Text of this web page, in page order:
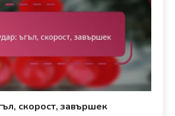
скорост, завършек